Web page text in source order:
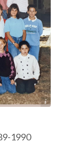
17
1990